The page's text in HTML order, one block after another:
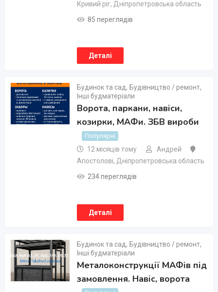
Кривий ріг, Дніпропетровська область
85 переглядів
Деталі
Будинок та сад, Будівництво / ремонт,
Інші будматеріали
Ворота, паркани, навіси,
козирки, МАФи. ЗБВ вироби
Популярні
12 місяців тому
Андрей
Апостолові, Дніпропетровська область
234 переглядів
Деталі
Будинок та сад, Будівництво / ремонт,
Інші будматеріали
Металоконструкції МАФів під
замовлення. Навіс, ворота